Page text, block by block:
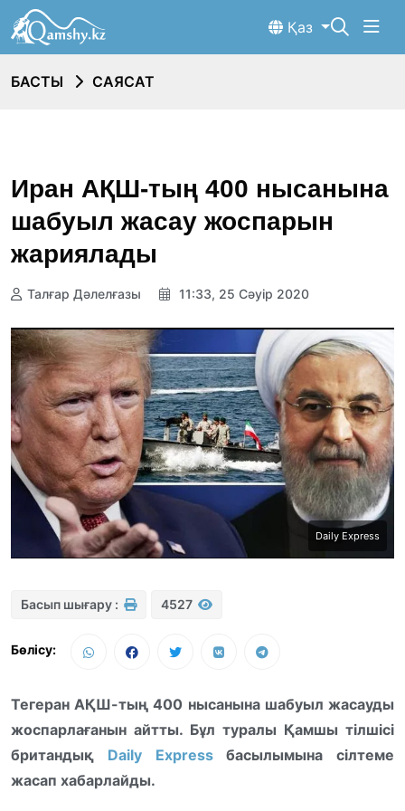
Қаз
БАСТЫ САЯСАТ
Иран АҚШ-тың 400 нысанына
шабуыл жасау жоспарын
жариялады
Талғар Дәлелғазы 11:33, 25 Сәуір 2020
Daily Express
Басып шығару : 4527
Бөлісу:
Тегеран АҚШ-тың 400 нысанына шабуыл жасауды
жоспарлағанын айтты. Бұл туралы Қамшы тілшісі
британдық Daily Expressбасылымына сілтеме
жасап хабарлайды.